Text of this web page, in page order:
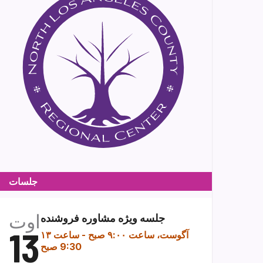
جلسات
اوت
13
جلسه ویژه مشاوره فروشنده
۱۳ آگوست، ساعت ۹:۰۰ صبح - ساعت
9:30 صبح